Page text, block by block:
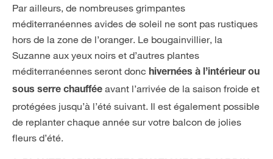
Par ailleurs, de nombreuses grimpantes
méditerranéennes avides de soleil ne sont pas rustiques
hors de la zone de l’oranger. Le bougainvillier, la
Suzanne aux yeux noirs et d’autres plantes
méditerranéennes seront donc hivernées à l’intérieur ou
sous serre chauffée avant l’arrivée de la saison froide et
protégées jusqu’à l’été suivant. Il est également possible
de replanter chaque année sur votre balcon de jolies
fleurs d’été.